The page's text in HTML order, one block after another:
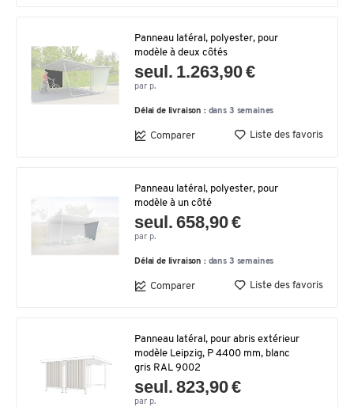
Panneau latéral, polyester, pour
modèle à deux côtés
seul. 1.263,90 €
par p.
Délai de livraison : dans 3 semaines
Comparer Liste des favoris
Panneau latéral, polyester, pour
modèle à un côté
seul. 658,90 €
par p.
Délai de livraison : dans 3 semaines
Comparer Liste des favoris
Panneau latéral, pour abris extérieur
modèle Leipzig, P 4400 mm, blanc
gris RAL 9002
seul. 823,90 €
par p.